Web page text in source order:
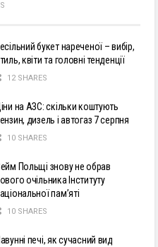
букет нареченої – вибір,
квіти та головні тенденції
12 SHARES
на АЗС: скільки коштують
дизель і автогаз 7 серпня
10 SHARES
Польщі знову не обрав
очільника Інституту
пам’яті
10 SHARES
печі, як сучасний вид